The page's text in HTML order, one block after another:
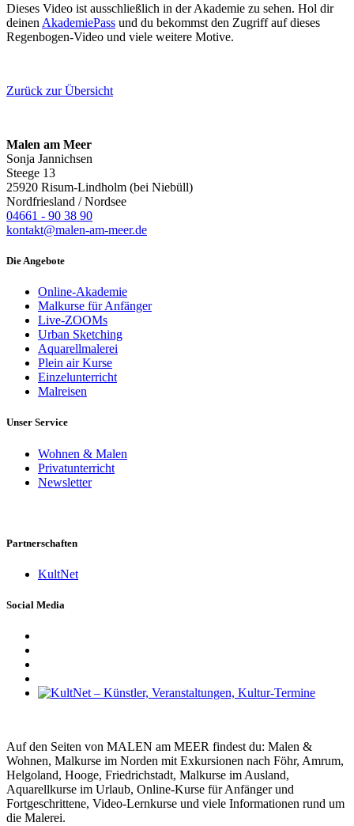
Dieses Video ist ausschließlich in der Akademie zu sehen. Hol dir
deinen AkademiePass und du bekommst den Zugriff auf dieses
Regenbogen-Video und viele weitere Motive.
Zurück zur Übersicht
Malen am Meer
Sonja Jannichsen
Steege 13
25920 Risum-Lindholm (bei Niebüll)
Nordfriesland / Nordsee
04661 - 90 38 90
kontakt@malen-am-meer.de
Die Angebote
Online-Akademie
Malkurse für Anfänger
Live-ZOOMs
Urban Sketching
Aquarellmalerei
Plein air Kurse
Einzelunterricht
Malreisen
Unser Service
Wohnen & Malen
Privatunterricht
Newsletter
Partnerschaften
KultNet
Social Media
Auf den Seiten von MALEN am MEER findest du: Malen &
Wohnen, Malkurse im Norden mit Exkursionen nach Föhr, Amrum,
Helgoland, Hooge, Friedrichstadt, Malkurse im Ausland,
Aquarellkurse im Urlaub, Online-Kurse für Anfänger und
Fortgeschrittene, Video-Lernkurse und viele Informationen rund um
die Malerei.